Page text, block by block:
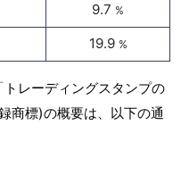
9.7 %
19.9 %
レーディングスタンプの
商標)の概要は、以下の通